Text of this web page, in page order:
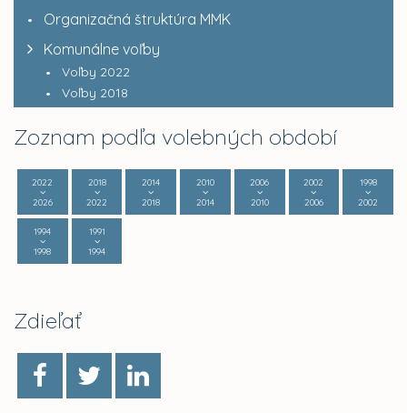
Organizačná štruktúra MMK
Komunálne voľby
Voľby 2022
Voľby 2018
Zoznam podľa volebných období
2022
2026
2018
2022
2014
2018
2010
2014
2006
2010
2002
2006
1998
2002
1994
1998
1991
1994
Zdieľať